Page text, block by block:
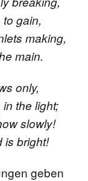
gain,
making,
main.
only,
the light;
slowly!
is bright!
geben